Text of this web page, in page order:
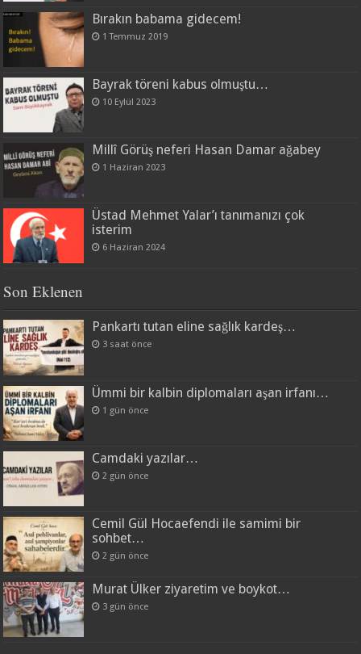
Bırakın babama gidecem!
1 Temmuz 2019
Bayrak töreni kabus olmuştu…
10 Eylül 2023
Millî Görüş neferi Hasan Damar ağabey
1 Haziran 2023
Üstad Mehmet Yalar’ı tanımanızı çok
isterim
6 Haziran 2024
Son Eklenen
Pankartı tutan eline sağlık kardeş…
3 saat önce
Ümmi bir kalbin diplomaları aşan irfanı…
1 gün önce
Camdaki yazılar…
2 gün önce
Cemil Gül Hocaefendi ile samimi bir
sohbet…
2 gün önce
Murat Ülker ziyaretim ve boykot…
3 gün önce